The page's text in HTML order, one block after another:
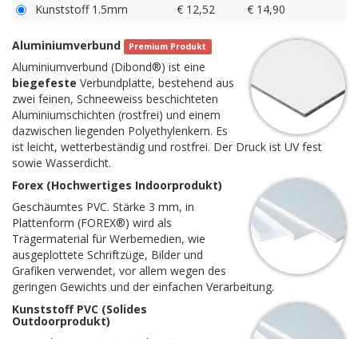
Kunststoff 1.5mm € 12,52 € 14,90
Aluminiumverbund Premium Produkt
Aluminiumverbund (Dibond®) ist eine
biegefeste Verbundplatte, bestehend aus
zwei feinen, Schneeweiss beschichteten
Aluminiumschichten (rostfrei) und einem
dazwischen liegenden Polyethylenkern. Es
ist leicht, wetterbeständig und rostfrei. Der Druck ist UV fest
sowie Wasserdicht.
Forex (Hochwertiges Indoorprodukt)
Geschäumtes PVC. Stärke 3 mm, in
Plattenform (FOREX®) wird als
Trägermaterial für Werbemedien, wie
ausgeplottete Schriftzüge, Bilder und
Grafiken verwendet, vor allem wegen des
geringen Gewichts und der einfachen Verarbeitung.
Kunststoff PVC (Solides
Outdoorprodukt)